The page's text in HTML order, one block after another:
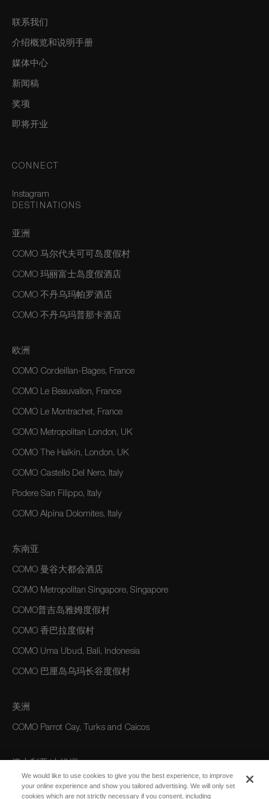
联系我们
介绍概览和说明手册
媒体中心
新闻稿
奖项
即将开业
CONNECT
Instagram
DESTINATIONS
亚洲
COMO 马尔代夫可可岛度假村
COMO 玛丽富士岛度假酒店
COMO 不丹乌玛帕罗酒店
COMO 不丹乌玛普那卡酒店
欧洲
COMO Cordeillan-Bages, France
COMO Le Beauvallon, France
COMO Le Montrachet, France
COMO Metropolitan London, UK
COMO The Halkin, London, UK
COMO Castello Del Nero, Italy
Podere San Filippo, Italy
COMO Alpina Dolomites, Italy
东南亚
COMO 曼谷大都会酒店
COMO Metropolitan Singapore, Singapore
COMO普吉岛雅姆度假村
COMO 香巴拉度假村
COMO Uma Ubud, Bali, Indonesia
COMO 巴厘岛乌玛长谷度假村
美洲
COMO Parrot Cay, Turks and Caicos
COMO The Treasury, Perth
We would like to use cookies to give you the best experience, to improve
your online experience and show you tailored advertising. We will only set
cookies which are not strictly necessary if you consent, including